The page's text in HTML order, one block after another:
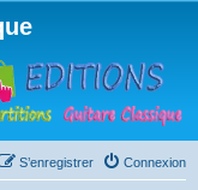
Connexion
S’enregistrer